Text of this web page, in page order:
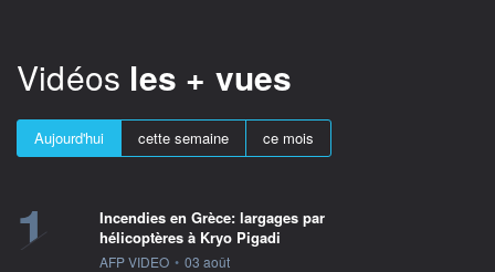
Vidéos les + vues
Aujourd'hui cette semaine ce mois
1
Incendies en Grèce: largages par
hélicoptères à Kryo Pigadi
information fournie par
AFP VIDEO • 03 août